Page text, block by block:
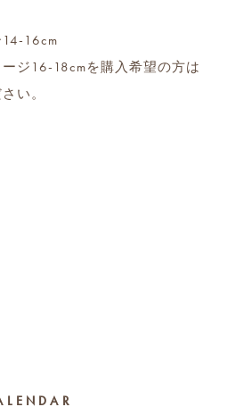
16cm
ジ16-18cmを購入希望の方は
い。